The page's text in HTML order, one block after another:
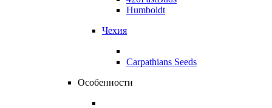
Humboldt
Чехия
Carpathians Seeds
Особенности